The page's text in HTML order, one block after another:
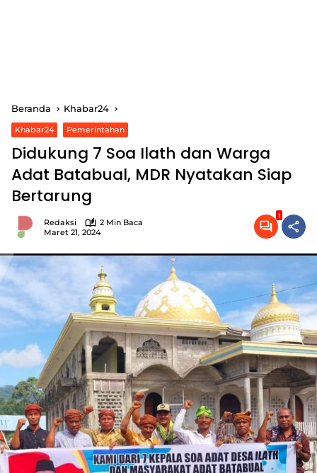
Beranda Khabar24
Khabar24 Pemerintahan
Didukung 7 Soa Ilath dan Warga
Adat Batabual, MDR Nyatakan Siap
Bertarung
Redaksi
2 Min Baca
Maret 21, 2024
1